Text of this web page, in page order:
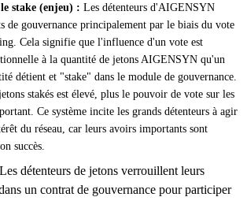
stake (enjeu) : Les détenteurs d'AIGENSYN
de gouvernance principalement par le biais du vote
Cela signifie que l'influence d'un vote est
à la quantité de jetons AIGENSYN qu'un
détient et "stake" dans le module de gouvernance.
stakés est élevé, plus le pouvoir de vote sur les
Ce système incite les grands détenteurs à agir
du réseau, car leurs avoirs importants sont
succès.
Les détenteurs de jetons verrouillent leurs
un contrat de gouvernance pour participer